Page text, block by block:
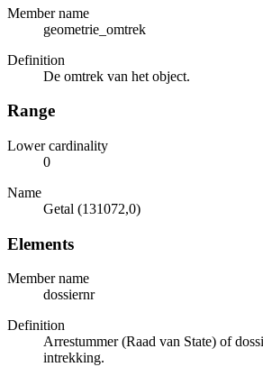
Member name
geometrie_omtrek
Definition
De omtrek van het object.
Range
Lower cardinality
0
Name
Getal (131072,0)
Elements
Member name
dossiernr
Definition
Arrestummer (Raad van State) of
intrekking.